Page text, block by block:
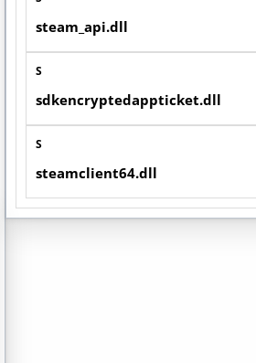
steam_api.dll
S
sdkencryptedappticket.dll
S
steamclient64.dll